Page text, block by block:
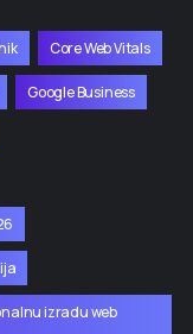
Core Web Vitals
Google Business
izradu web